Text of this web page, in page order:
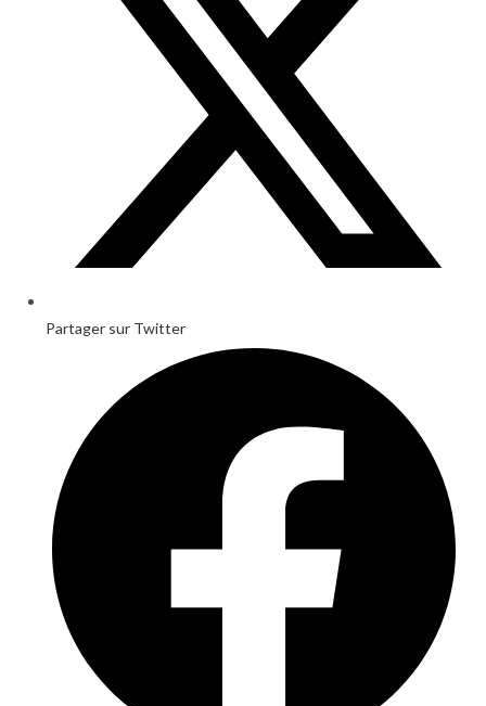
Partager sur Twitter
window